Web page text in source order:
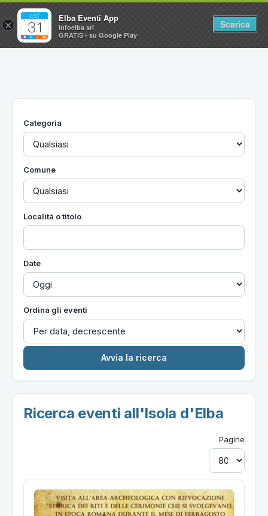
Home
Utilità
Categoria
Comune
Località o titolo
Date
Ordina gli eventi
Ricerca eventi all'Isola d'Elba
Pagine
×
Elba Eventi App
Infoelba srl
GRATIS - su Google Play
Scarica